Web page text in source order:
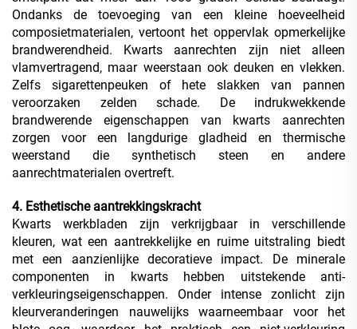
Ondanks de toevoeging van een kleine hoeveelheid
composietmaterialen, vertoont het oppervlak opmerkelijke
brandwerendheid. Kwarts aanrechten zijn niet alleen
vlamvertragend, maar weerstaan ook deuken en vlekken.
Zelfs sigarettenpeuken of hete slakken van pannen
veroorzaken zelden schade. De indrukwekkende
brandwerende eigenschappen van kwarts aanrechten
zorgen voor een langdurige gladheid en thermische
weerstand die synthetisch steen en andere
aanrechtmaterialen overtreft.
4. Esthetische aantrekkingskracht
Kwarts werkbladen zijn verkrijgbaar in verschillende
kleuren, wat een aantrekkelijke en ruime uitstraling biedt
met een aanzienlijke decoratieve impact. De minerale
componenten in kwarts hebben uitstekende anti-
verkleuringseigenschappen. Onder intense zonlicht zijn
kleurveranderingen nauwelijks waarneembaar voor het